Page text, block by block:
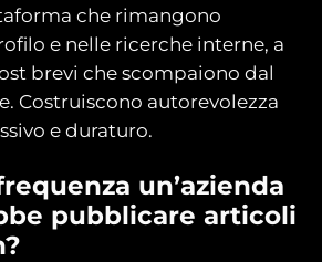
che rimangono
e nelle ricerche interne, a
brevi che scompaiono dal
Costruiscono autorevolezza
e duraturo.
un’azienda
pubblicare articoli